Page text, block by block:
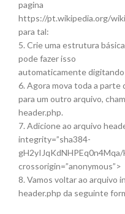
pagina
https://pt.wikipedia.org/
para tal:
5. Crie uma estrutura
pode fazer isso
automaticamente digitando
6. Agora mova toda a parte
para um outro arquivo,
header.php.
7. Adicione ao arquivo
integrity=”sha384-
crossorigin=”anonymous”>
8. Vamos voltar ao arquivo
header.php da seguinte